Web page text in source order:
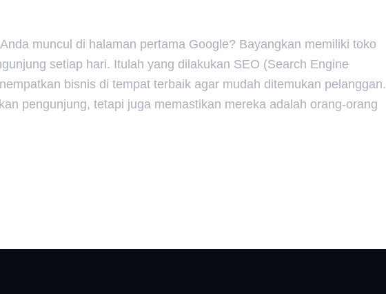
muncul di halaman pertama Google? Bayangkan memiliki toko
setiap hari. Itulah yang dilakukan SEO (Search Engine
bisnis di tempat terbaik agar mudah ditemukan pelanggan.
pengunjung, tetapi juga memastikan mereka adalah orang-orang